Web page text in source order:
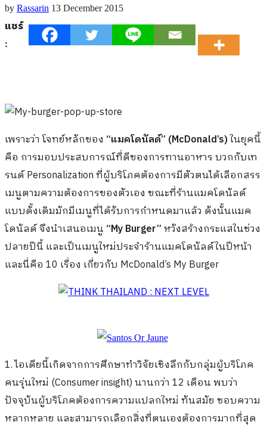
by Rassarin 13 December 2015
แชร์
:
เพราะว่า โจทย์หลักของ “แมคโดนัลด์” (McDonald’s)ในยุคนี้
คือ การมอบประสบการณ์ที่ดีของการทานอาหาร บวกกับเท
รนด์ Personalization ที่ผู้บริโภคต้องการมีตัวตนได้เลือกสรร
เมนูตามความต้องการของตัวเอง ขณะที่ร้านแมคโดนัลด์
แบบดั้งเดิมมักมีเมนูที่ได้รับการกำหนดมาแล้ว ดังนั้นแมค
โดนัลด์ จึงนำเสนอเมนู “My Burger”หวังสร้างกระแสในช่วง
ปลายปีนี้ และเป็นเมนูใหม่ประจำร้านแมคโดนัลด์ในปีหน้า
และนี่คือ 10 เรื่อง เกี่ยวกับ McDonald’s My Burger
1. ไอเดียนี้เกิดจากการศึกษาทำวิจัยเชิงลึกกับกลุ่มผู้บริโภค
คนรุ่นใหม่ (Consumer insight) นานกว่า 12 เดือน พบว่า
ปัจจุบันผู้บริโภคต้องการความแปลกใหม่ ทันสมัย ชอบความ
หลากหลาย และสามารถเลือกสิ่งที่ตนเองต้องการมากที่สุด